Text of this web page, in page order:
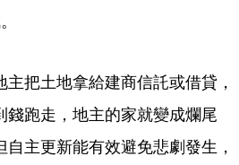
主把土地拿給建商信託或借貸，
錢跑走，地主的家就變成爛尾
自主更新能有效避免悲劇發生，